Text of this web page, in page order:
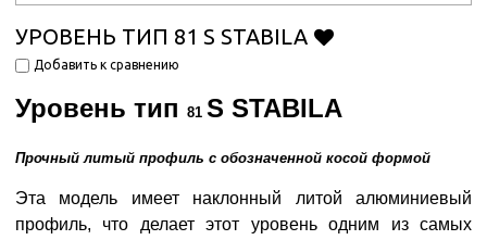
УРОВЕНЬ ТИП 81 S STABILA
Добавить к сравнению
Уровень тип 81 S STABILA
Прочный литый профиль с обозначенной косой формой
Эта модель имеет наклонный литой алюминиевый
профиль, что делает этот уровень одним из самых